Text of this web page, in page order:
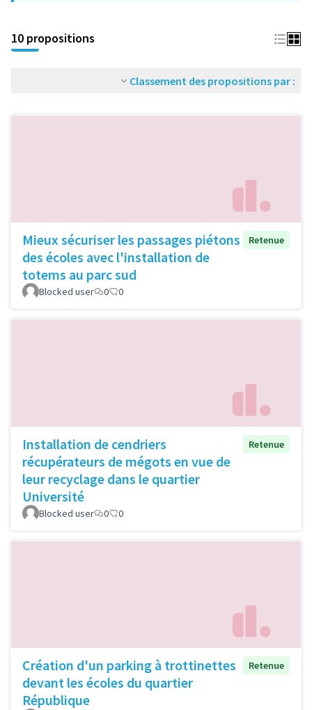
10 propositions
Classement des propositions par :
Mieux sécuriser les passages piétons
des écoles avec l'installation de
totems au parc sud
Retenue
Blocked user 0 0
Installation de cendriers
récupérateurs de mégots en vue de
leur recyclage dans le quartier
Université
Retenue
Blocked user 0 0
Création d'un parking à trottinettes
devant les écoles du quartier
République
Retenue